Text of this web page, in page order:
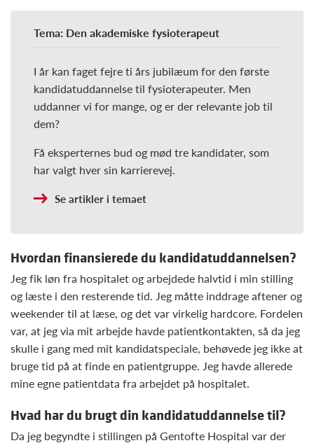
Tema: Den akademiske fysioterapeut
I år kan faget fejre ti års jubilæum for den første
kandidatuddannelse til fysioterapeuter. Men
uddanner vi for mange, og er der relevante job til
dem?
Få eksperternes bud og mød tre kandidater, som
har valgt hver sin karrierevej.
Se artikler i temaet
Hvordan finansierede du kandidatuddannelsen?
Jeg fik løn fra hospitalet og arbejdede halvtid i min stilling
og læste i den resterende tid. Jeg måtte inddrage aftener og
weekender til at læse, og det var virkelig hardcore. Fordelen
var, at jeg via mit arbejde havde patientkontakten, så da jeg
skulle i gang med mit kandidatspeciale, behøvede jeg ikke at
bruge tid på at finde en patientgruppe. Jeg havde allerede
mine egne patientdata fra arbejdet på hospitalet.
Hvad har du brugt din kandidatuddannelse til?
Da jeg begyndte i stillingen på Gentofte Hospital var der